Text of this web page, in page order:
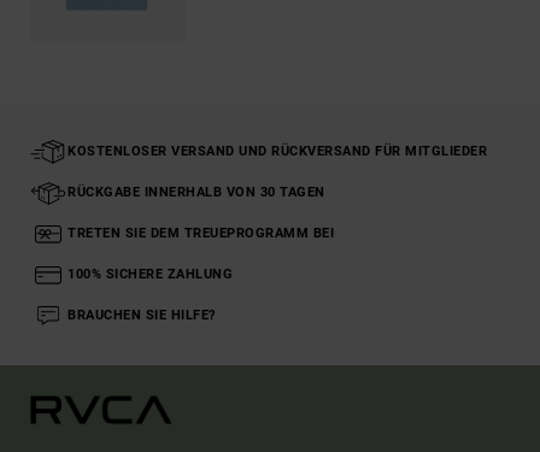
KOSTENLOSER VERSAND UND RÜCKVERSAND FÜR MITGLIEDER
RÜCKGABE INNERHALB VON 30 TAGEN
TRETEN SIE DEM TREUEPROGRAMM BEI
100% SICHERE ZAHLUNG
BRAUCHEN SIE HILFE?